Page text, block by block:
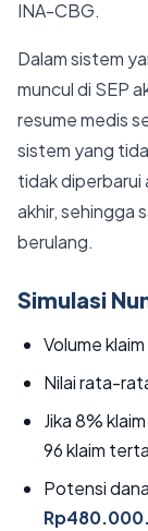
INA-CBG.
Dalam sistem
muncul di SEP
resume medis
sistem yang
tidak diperbarui
akhir, sehingga
berulang.
Simulasi
Volume
Nilai rata-
Jika 8%
96 klaim
Potensi